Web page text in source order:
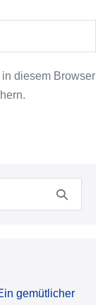
diesem Browser
gemütlicher